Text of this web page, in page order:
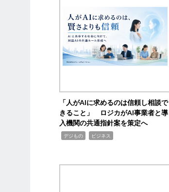
「人がAIに求めるのは信頼し相談で
きること」 ロジカがAI事業者と導
入機関の共通指針案を策定へ
デジもの ビジネス